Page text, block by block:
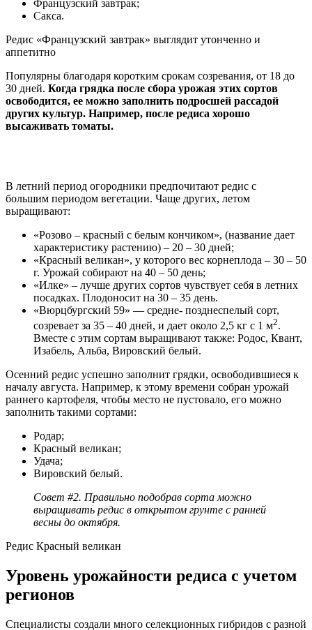
Французский завтрак;
Сакса.
Редис «Французский завтрак» выглядит утонченно и
аппетитно
Популярны благодаря коротким срокам созревания, от 18 до
30 дней. Когда грядка после сбора урожая этих сортов
освободится, ее можно заполнить подросшей рассадой
других культур. Например, после редиса хорошо
высаживать томаты.
В летний период огородники предпочитают редис с
большим периодом вегетации. Чаще других, летом
выращивают:
«Розово – красный с белым кончиком», (название дает
характеристику растению) – 20 – 30 дней;
«Красный великан», у которого вес корнеплода – 30 – 50
г. Урожай собирают на 40 – 50 день;
«Илке» – лучше других сортов чувствует себя в летних
посадках. Плодоносит на 30 – 35 день.
«Вюрцбургский 59» — средне- позднеспелый сорт,
созревает за 35 – 40 дней, и дает около 2,5 кг с 1 м2.
Вместе с этим сортам выращивают также: Родос, Квант,
Изабель, Альба, Вировский белый.
Осенний редис успешно заполнит грядки, освободившиеся к
началу августа. Например, к этому времени собран урожай
раннего картофеля, чтобы место не пустовало, его можно
заполнить такими сортами:
Родар;
Красный великан;
Удача;
Вировский белый.
Совет #2. Правильно подобрав сорта можно
выращивать редис в открытом грунте с ранней
весны до октября.
Редис Красный великан
Уровень урожайности редиса с учетом
регионов
Специалисты создали много селекционных гибридов с разной